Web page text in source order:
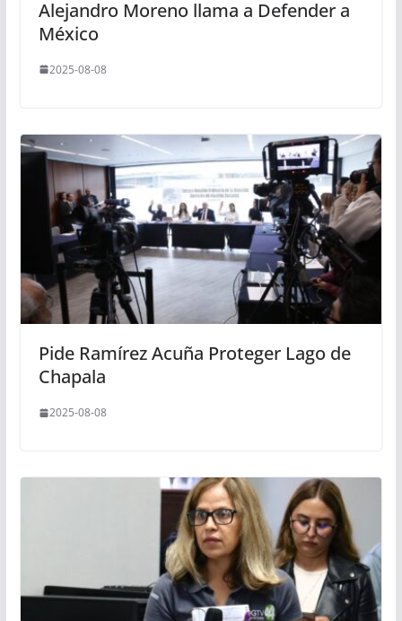
Alejandro Moreno llama a Defender a
México
2025-08-08
Pide Ramírez Acuña Proteger Lago de
Chapala
2025-08-08